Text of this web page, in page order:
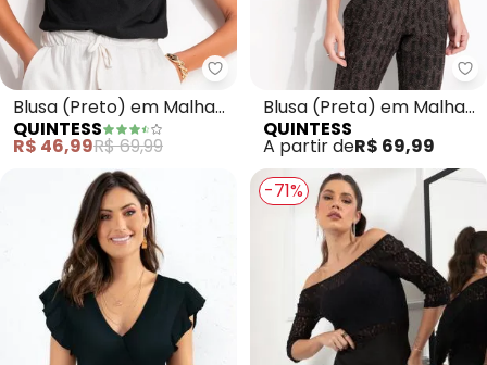
Quintess - Blusa (Preto) em
Blusa (Preto) em Malha
de Algodão Penteado
QUINTESS
R$ 46,99R$ 69,99
Blusa (Preta) em Malha
Fria
QUINTESS
A partir deR$ 69,99
-71%